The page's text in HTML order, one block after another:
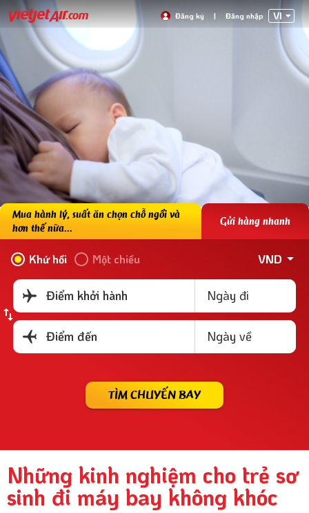
Đăng ký | Đăng nhập VI
Mua hành lý, suất ăn chọn chỗ ngồi và
hơn thế nữa...
Gửi hàng nhanh
Khứ hồi Một chiều VND
Điểm khởi hành Ngày đi
Điểm đến Ngày về
TÌM CHUYẾN BAY
Những kinh nghiệm cho trẻ sơ
sinh đi máy bay không khóc